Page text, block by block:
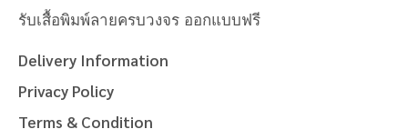
รับเสื้อพิมพ์ลายครบวงจร ออกแบบฟรี
Delivery Information
Privacy Policy
Terms & Condition